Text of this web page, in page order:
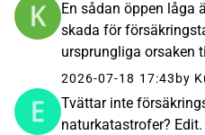
En sådan öppen låga
skada för
ursprungliga orsaken
2026-07-18 17:43 by
Tvättar inte
naturkatastrofer?